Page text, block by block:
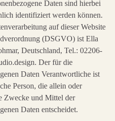
Daten sind hierbei
identifiziert werden können.
auf dieser Website
(DSGVO) ist Ella
Deutschland, Tel.: 02206-
Der für die
Daten Verantwortliche ist
Person, die allein oder
Zwecke und Mittel der
Daten entscheidet.